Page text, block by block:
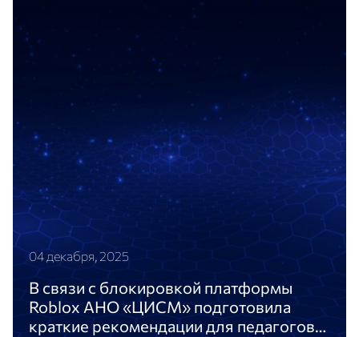
04 декабря, 2025
В связи с блокировкой платформы
Roblox АНО «ЦИСМ» подготовила
краткие рекомендации для педагогов